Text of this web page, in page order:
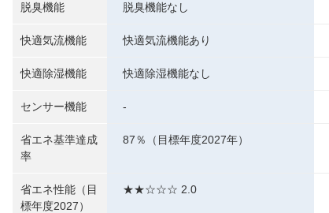
脱臭機能
快適気流機能
快適除湿機能
センサー機能
省エネ基準達成
率
省エネ性能（目
標年度2027）
脱臭機能なし
快適気流機能あり
快適除湿機能なし
-
87％（目標年度2027年）
★★☆☆☆ 2.0